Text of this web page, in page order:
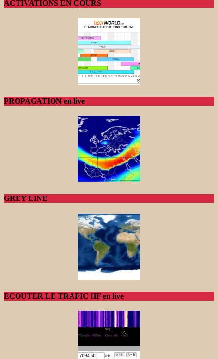
ACTIVATIONS EN COURS
PROPAGATION en live
GREY LINE
ECOUTER LE TRAFIC HF en live